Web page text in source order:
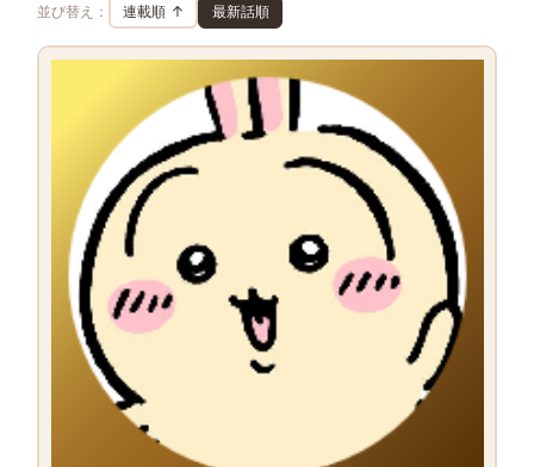
並び替え：
連載順 ↑ 最新話順